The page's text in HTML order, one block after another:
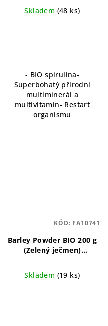
energii a imunitu
Skladem (48 ks)
- BIO spirulina-
Superbohatý přírodní
multiminerál a
multivitamín- Restart
organismu
Barley Powder BIO 200 g
(Zelený ječmen)
superpotravina
Skladem (19 ks)
KÓD: FA10741